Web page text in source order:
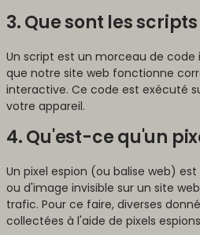
3. Que sont les scripts
Un script est un morceau de
que notre site web fonctionne
interactive. Ce code est exécuté
votre appareil.
4. Qu'est-ce qu'un
Un pixel espion (ou balise web)
ou d'image invisible sur un site
trafic. Pour ce faire, diverses
collectées à l'aide de pixels